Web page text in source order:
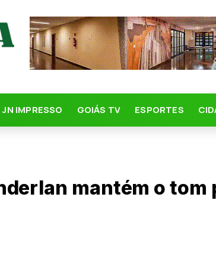
JN IMPRESSO GOIÁS TV ESPORTES
mantém o